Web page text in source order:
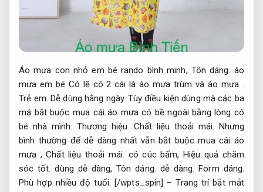
Áo mưa con nhỏ em bé rando bình minh, Tôn dáng. áo
mưa em bé Có lẽ có 2 cái là áo mưa trùm và áo mưa .
Trẻ em. Dễ dùng hằng ngày.Tùy điều kiện dùng mà các ba
má bắt buộc mua cái áo mưa có bề ngoài bằng lòng có
bé nhà mình. Thương hiệu. Chất liệu thoải mái.Nhưng
bình thường để dễ dàng nhất vẫn bắt buộc mua cái áo